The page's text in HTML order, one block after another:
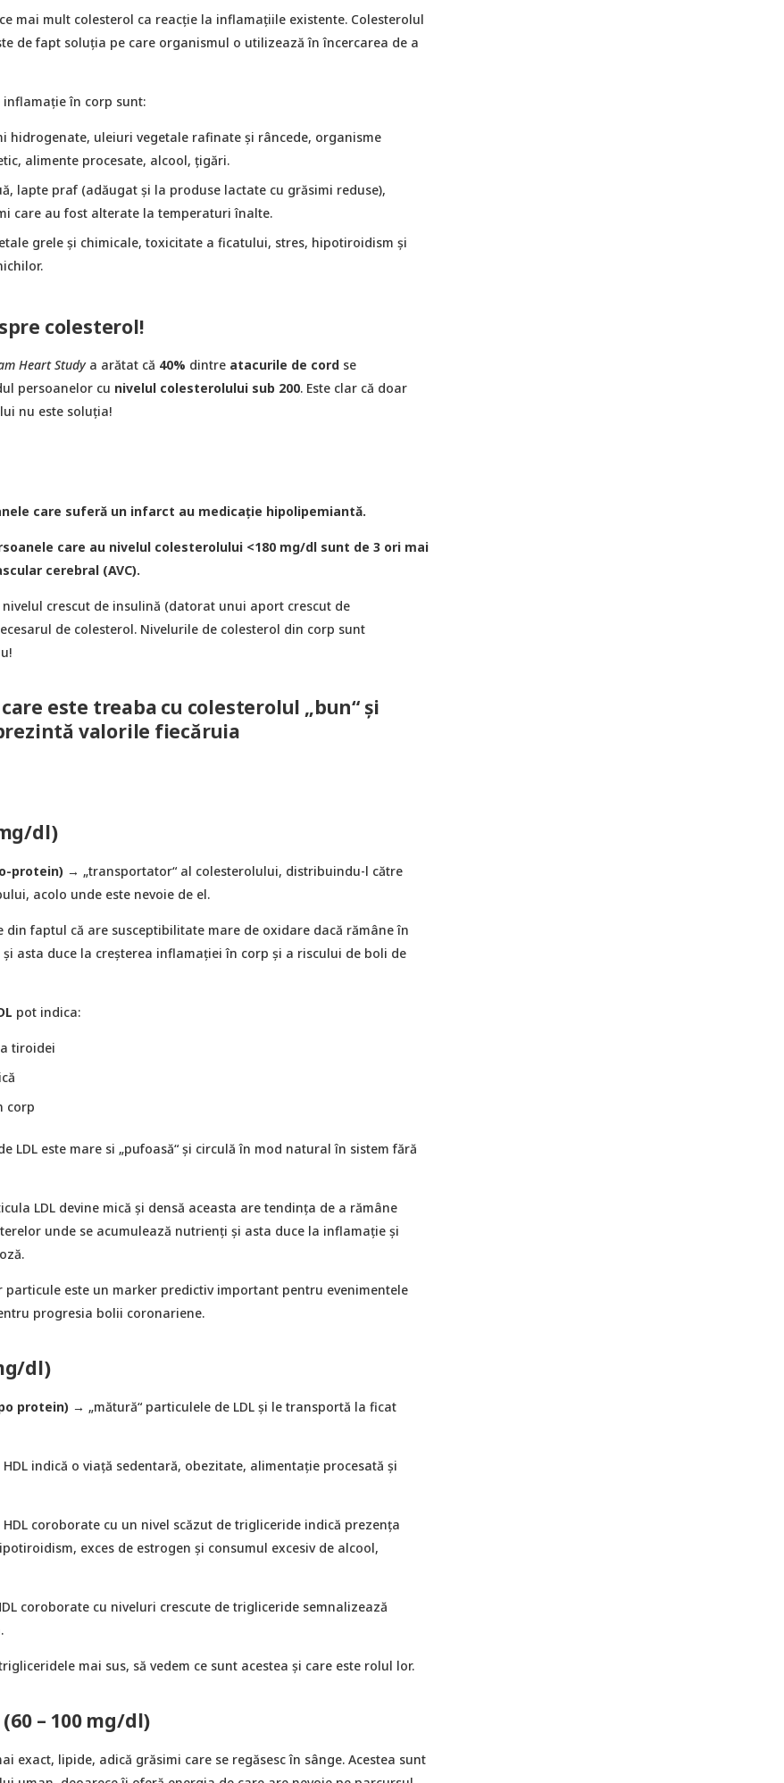
mai mult colesterol ca reacţie la inflamaţiile existente. Colesterolul
de fapt soluţia pe care organismul o utilizează în încercarea de a
inflamație în corp sunt:
hidrogenate, uleiuri vegetale rafinate și râncede, organisme
alimente procesate, alcool, țigări.
lapte praf (adăugat și la produse lactate cu grăsimi reduse),
care au fost alterate la temperaturi înalte.
grele și chimicale, toxicitate a ficatului, stres, hipotiroidism și
colesterol!
Heart Studya arătat că 40% dintre atacurile de cordse
persoanelor cu nivelul colesterolului sub 200. Este clar că doar
nu este soluția!
care suferă un infarct au medicație hipolipemiantă.
care au nivelul colesterolului <180 mg/dl sunt de 3 ori mai
cerebral (AVC).
crescut de insulină (datorat unui aport crescut de
de colesterol. Nivelurile de colesterol din corp sunt
este treaba cu colesterolul „bun“ și
valorile fiecăruia
dl)
protein) → „transportator“ al colesterolului, distribuindu-l către
acolo unde este nevoie de el.
din faptul că are susceptibilitate mare de oxidare dacă rămâne în
asta duce la creșterea inflamației în corp și a riscului de boli de
pot indica:
tiroidei
corp
LDL este mare si „pufoasă“ și circulă în mod natural în sistem fără
LDL devine mică și densă aceasta are tendința de a rămâne
unde se acumulează nutrienți și asta duce la inflamație și
particule este un marker predictiv important pentru evenimentele
progresia bolii coronariene.
dl)
protein) → „mătură“ particulele de LDL și le transportă la ficat
indică o viață sedentară, obezitate, alimentație procesată și
coroborate cu un nivel scăzut de trigliceride indică prezența
exces de estrogen și consumul excesiv de alcool,
coroborate cu niveluri crescute de trigliceride semnalizează
mai sus, să vedem ce sunt acestea și care este rolul lor.
– 100 mg/dl)
exact, lipide, adică grăsimi care se regăsesc în sânge. Acestea sunt